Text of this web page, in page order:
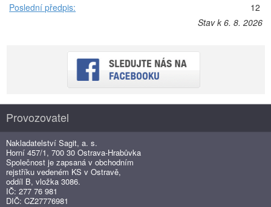
Poslední předpis:
12
Stav k 6. 8. 2026
Provozovatel
Nakladatelství Sagit, a. s.
Horní 457/1, 700 30 Ostrava-Hrabůvka
Společnost je zapsaná v obchodním
rejstříku vedeném KS v Ostravě,
oddíl B, vložka 3086.
IČ: 277 76 981
DIČ: CZ27776981